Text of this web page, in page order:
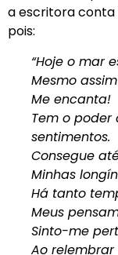
a escritora conta
pois:
“Hoje o mar
Mesmo
Me encanta!
Tem o poder
sentimentos.
Consegue
Minhas
Há tanto
Meus
Sinto-me
Ao